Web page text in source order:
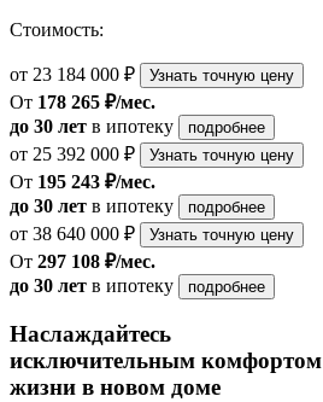
Стоимость:
от 23 184 000 ₽ Узнать точную цену
От 178 265 ₽/мес.
до 30 лет в ипотеку подробнее
от 25 392 000 ₽ Узнать точную цену
От 195 243 ₽/мес.
до 30 лет в ипотеку подробнее
от 38 640 000 ₽ Узнать точную цену
От 297 108 ₽/мес.
до 30 лет в ипотеку подробнее
Наслаждайтесь
исключительным комфортом
жизни в новом доме